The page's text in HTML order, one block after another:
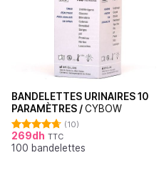
BANDELETTES URINAIRES 10
PARAMÈTRES /CYBOW
Note4.70
sur 5
(10)
269dh TTC
100 bandelettes